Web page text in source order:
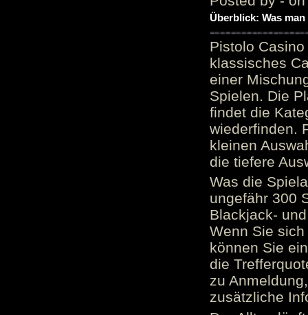
Überblick: Was
Pistolo
klassisches
einer
Spielen. Die
findet die
wiederfinden.
kleinen
die tiefere
Was die
ungefähr 300
Blackjack-
Wenn Sie
können Sie
die
zu
zusätzliche